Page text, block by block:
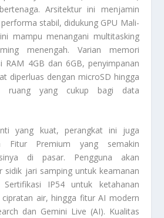
Arsitektur ini menjamin
stabil, didukung GPU Mali-
mampu menangani multitasking
menengah. Varian memori
RAM 4GB dan 6GB, penyimpanan
diperluas dengan microSD hingga
ruang yang cukup bagi data
yang kuat, perangkat ini juga
Fitur Premium yang semakin
di pasar. Pengguna akan
sidik jari samping untuk keamanan
IP54 untuk ketahanan
air, hingga fitur AI modern
dan Gemini Live (AI). Kualitas